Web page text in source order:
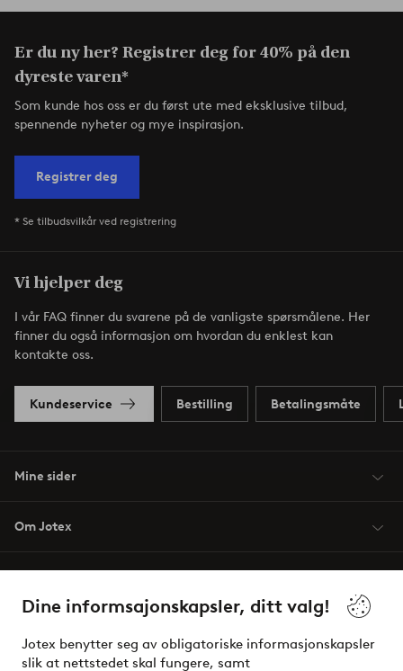
Dine informsajonskapsler, ditt valg!
Jotex benytter seg av obligatoriske informasjonskapsler
slik at nettstedet skal fungere, samt
Er du ny her? Registrer deg for 40% på den
dyreste varen*
Som kunde hos oss er du først ute med eksklusive tilbud,
spennende nyheter og mye inspirasjon.
Registrer deg
* Se tilbudsvilkår ved registrering
Vi hjelper deg
I vår FAQ finner du svarene på de vanligste spørsmålene. Her
finner du også informasjon om hvordan du enklest kan
kontakte oss.
Kundeservice Bestilling Betalingsmåte
Mine sider
Om Jotex